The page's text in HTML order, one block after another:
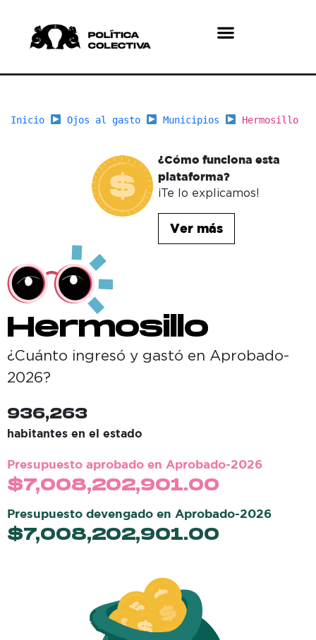
Inicio Ojos al gasto Municipios Hermosillo
¿Cómo funciona esta
plataforma?
¡Te lo explicamos!
Ver más
Hermosillo
¿Cuánto ingresó y gastó en Aprobado-
2026?
936,263
habitantes en el estado
Presupuesto aprobado en Aprobado-2026
$7,008,202,901.00
Presupuesto devengado en Aprobado-2026
$7,008,202,901.00